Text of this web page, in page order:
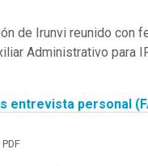
de Irunvi reunido con
Administrativo para
entrevista personal
PDF